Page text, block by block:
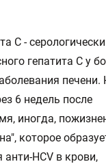
С -
гепатита С у
6 недель после
иногда,
которое
HCV в крови,